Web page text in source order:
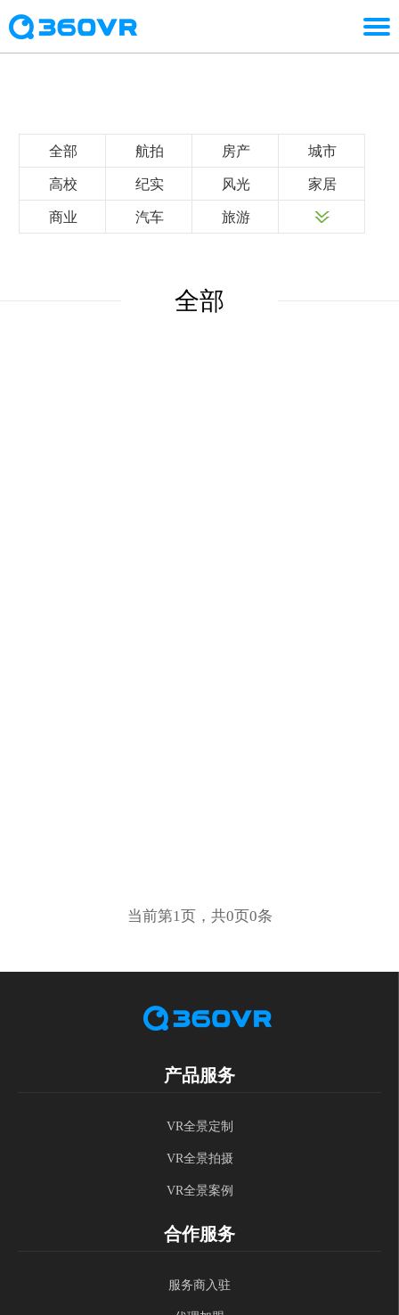
全部 航拍 房产 城市
高校 纪实 风光 家居
商业 汽车 旅游
全部
当前第1页，共0页0条
产品服务
VR全景定制
VR全景拍摄
VR全景案例
合作服务
服务商入驻